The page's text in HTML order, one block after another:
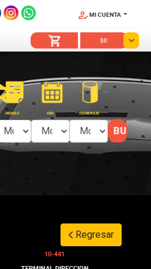
MI CUENTA
$0
MODELO AÑO CILINDRAJE
Regresar
10-441